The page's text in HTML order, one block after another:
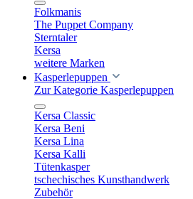
Folkmanis
The Puppet Company
Sterntaler
Kersa
weitere Marken
Kasperlepuppen
Zur Kategorie Kasperlepuppen
Kersa Classic
Kersa Beni
Kersa Lina
Kersa Kalli
Tütenkasper
tschechisches Kunsthandwerk
Zubehör